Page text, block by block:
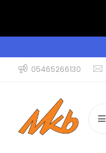
05465266130